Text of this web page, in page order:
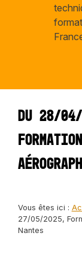
Du 28/
Vous êtes ici :
27/05/2025,
Nantes